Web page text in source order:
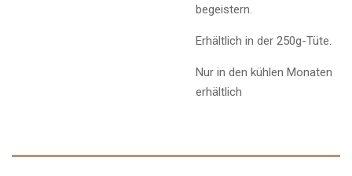
begeistern.
Erhältlich in der 250g-Tüte.
Nur in den kühlen Monaten
erhältlich